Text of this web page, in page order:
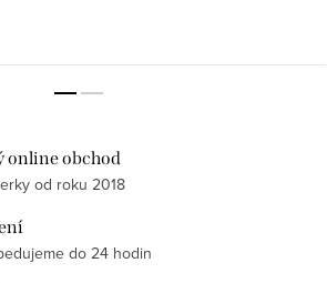
online obchod
od roku 2018
do 24 hodin